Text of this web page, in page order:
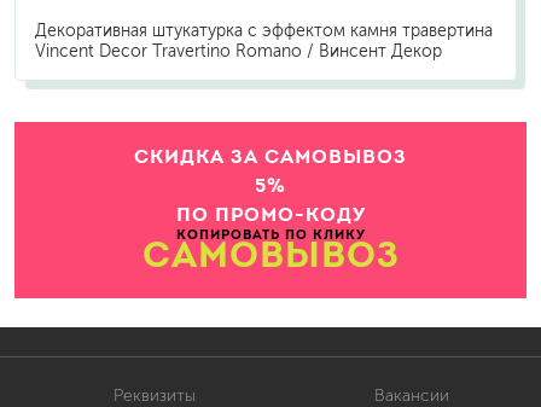
Декоративная штукатурка с эффектом камня травертина
Vincent Decor Travertino Romano / Винсент Декор
СКИДКА ЗА САМОВЫВОЗ
5%
ПО ПРОМО-КОДУ
КОПИРОВАТЬ ПО КЛИКУ
САМОВЫВОЗ
Реквизиты
Вакансии